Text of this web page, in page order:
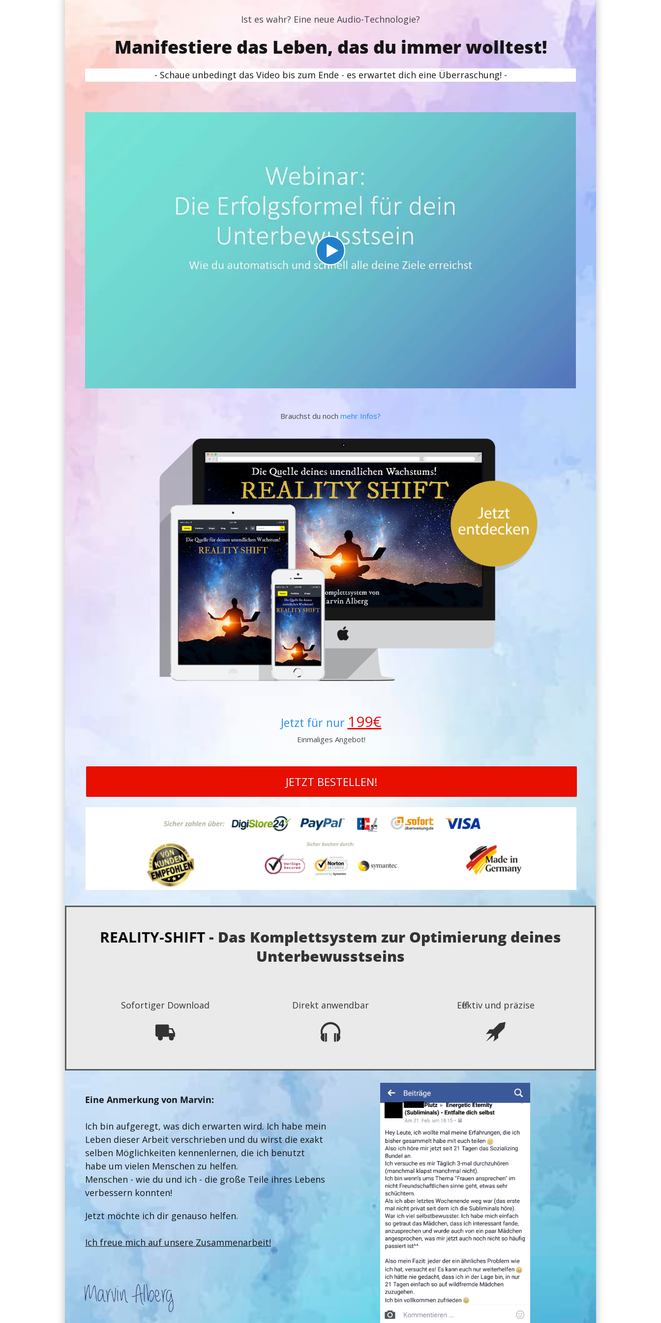
Ist es wahr? Eine neue Audio-Technologie?
Manifestiere das Leben, das du immer wolltest!
- Schaue unbedingt das Video bis zum Ende - es erwartet dich eine Überraschung! -
Brauchst du noch mehr Infos?
Jetzt für nur 199€
Einmaliges Angebot!
JETZT BESTELLEN!
REALITY-SHIFT- Das Komplettsystem zur Optimierung deines
Unterbewusstseins
Sofortiger Download Direkt anwendbar Effektiv und präzise
Eine Anmerkung von Marvin:
Ich bin aufgeregt, was dich erwarten wird. Ich habe mein
Leben dieser Arbeit verschrieben und du wirst die exakt
selben Möglichkeiten kennenlernen, die ich benutzt
habe um vielen Menschen zu helfen.
Menschen - wie du und ich - die große Teile ihres Lebens
verbessern konnten!
Jetzt möchte ich dir genauso helfen.
Ich freue mich auf unsere Zusammenarbeit!